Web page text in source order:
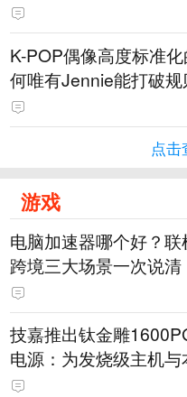
K-POP偶像高度标准
何唯有Jennie能打破规
点击
游戏
电脑加速器哪个好？联
跨境三大场景一次说清
技嘉推出钛金雕
电源：为发烧级主机
打造旗舰供电方案